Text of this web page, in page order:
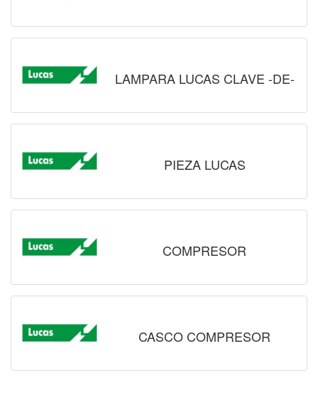
LAMPARA LUCAS CLAVE -DE-
PIEZA LUCAS
COMPRESOR
CASCO COMPRESOR